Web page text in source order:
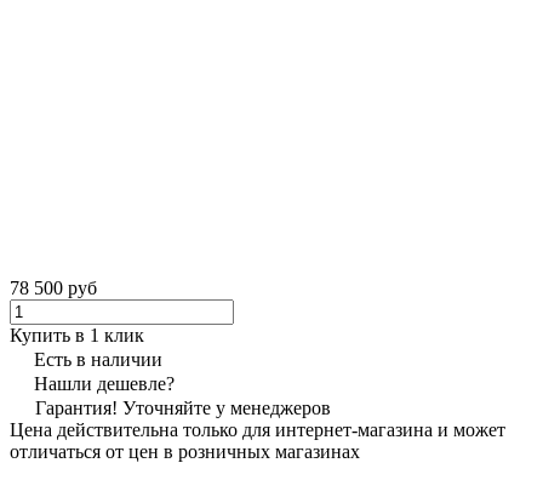
78 500 руб
Купить в 1 клик
Есть в наличии
Нашли дешевле?
Гарантия! Уточняйте у менеджеров
Цена действительна только для интернет-магазина и может
отличаться от цен в розничных магазинах